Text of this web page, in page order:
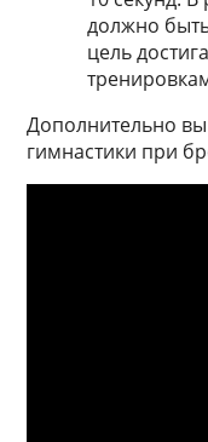
должно
цель
Дополнительно
гимнастики при